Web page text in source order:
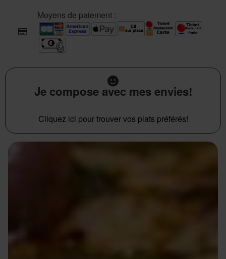
Moyens de paiement :
Je compose avec mes envies!
Cliquez ici pour trouver vos plats préférés!